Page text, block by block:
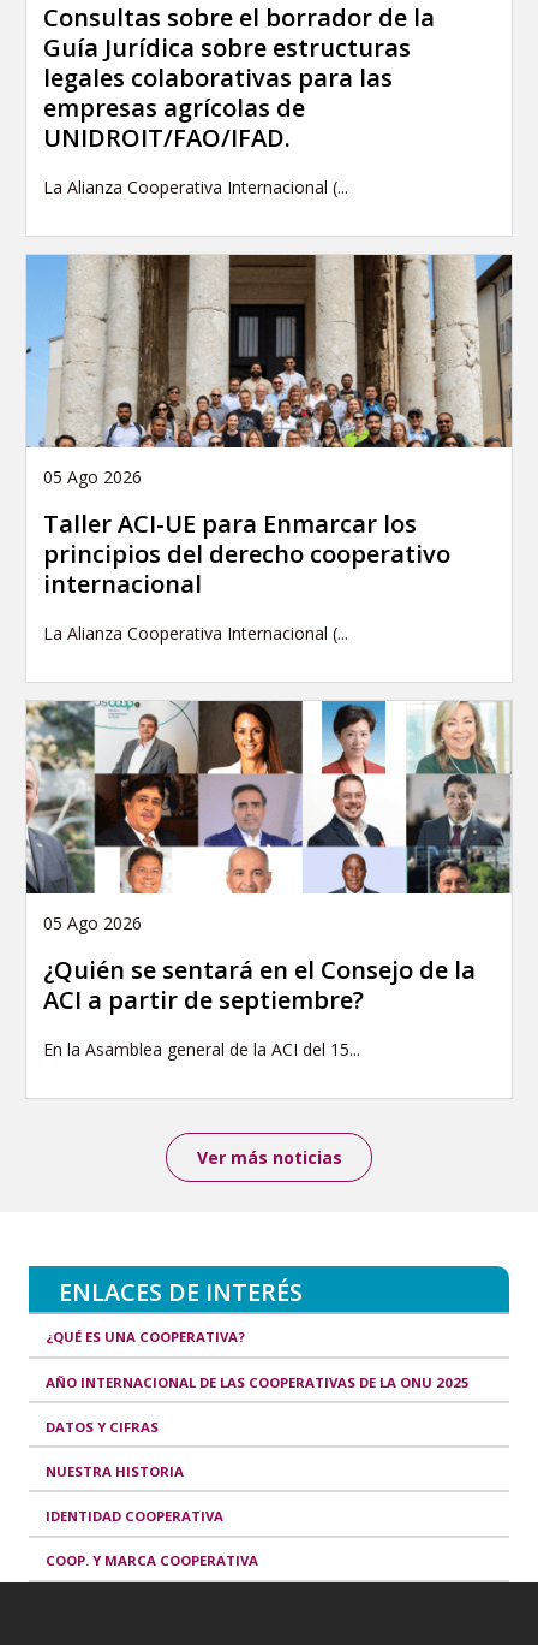
Consultas sobre el borrador de la
Guía Jurídica sobre estructuras
legales colaborativas para las
empresas agrícolas de
UNIDROIT/FAO/IFAD.
La Alianza Cooperativa Internacional (...
05 Ago 2026
Taller ACI-UE para Enmarcar los
principios del derecho cooperativo
internacional
La Alianza Cooperativa Internacional (...
05 Ago 2026
¿Quién se sentará en el Consejo de la
ACI a partir de septiembre?
En la Asamblea general de la ACI del 15...
Ver más noticias
ENLACES DE INTERÉS
¿QUÉ ES UNA COOPERATIVA?
AÑO INTERNACIONAL DE LAS COOPERATIVAS DE LA ONU 2025
DATOS Y CIFRAS
NUESTRA HISTORIA
IDENTIDAD COOPERATIVA
COOP. Y MARCA COOPERATIVA